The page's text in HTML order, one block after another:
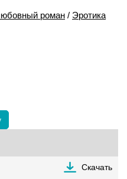
роман / Эротика
Скачать